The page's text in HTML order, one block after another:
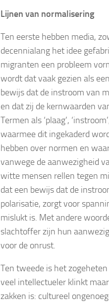
Lijnen van normalisering
Ten eerste hebben media,
decennialang het idee
migranten een probleem
wordt dat vaak gezien als
bewijs dat de instroom van
en dat zij de kernwaarden
Termen als ‘plaag’,
waarmee dit ingekaderd
hebben over normen en
vanwege de aanwezigheid
witte mensen rellen tegen
dat een bewijs dat de
polarisatie, zorgt voor
mislukt is. Met andere
slachtoffer zijn hun
voor de onrust.
Ten tweede is het
veel intellectueler klinkt
zakken is: cultureel